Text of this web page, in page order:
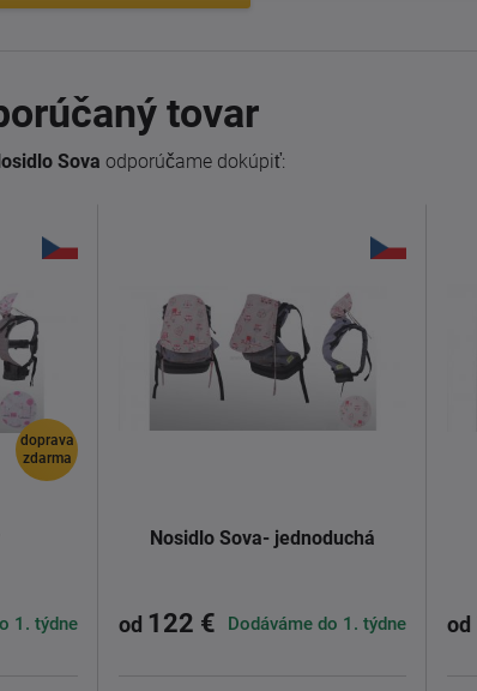
tovar
Sova odporúčame dokúpiť:
doprava
zdarma
1. týdne
Nosidlo Sova- jednoduchá
od 122 € Dodáváme do 1. týdne od